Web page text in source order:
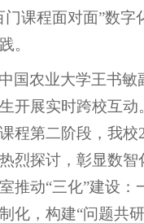
门课程面对面”数
。
中国农业大学王书敏
开展实时跨校互动
程第二阶段，我校
烈探讨，彰显数
推动“三化”建设
化，构建“问题共